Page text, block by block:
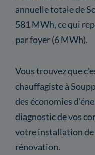
annuelle totale de
581 MWh, ce qui
par foyer (6 MWh).
Vous trouvez que
chauffagiste à
des économies
diagnostic de vos
votre installation de
rénovation.